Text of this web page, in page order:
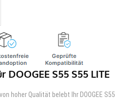
DOOGEE S55 S55 LITE
hoher Qualität belebt Ihr DOOGEE S55